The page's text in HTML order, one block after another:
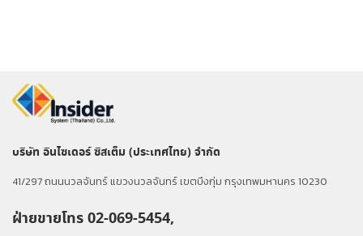
บริษัท อินไซเดอร์ ซิสเต็ม (ประเทศไทย) จำกัด
41/297 ถนนนวลจันทร์ แขวงนวลจันทร์ เขตบึงกุ่ม กรุงเทพมหานคร 10230
ฝ่ายขายโทร 02-069-5454,